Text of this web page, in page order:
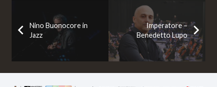
Nino Buonocore in
Jazz
Imperatore –
Benedetto Lupo